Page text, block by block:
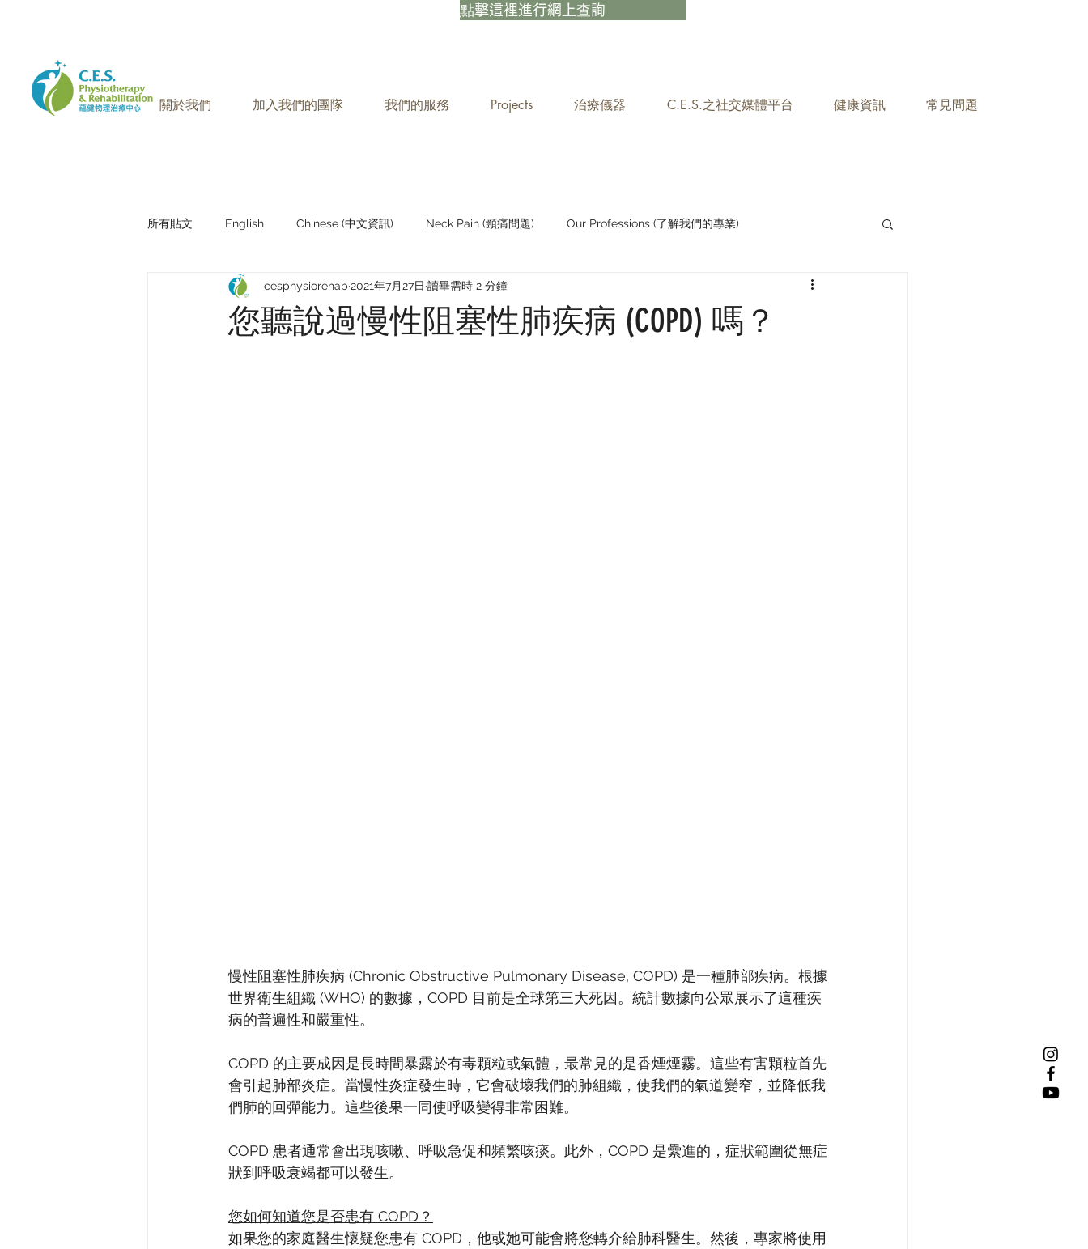
點擊這裡進行網上查詢
關於我們 加入我們的團隊 我們的服務 Projects 治療儀器 C.E.S.之社交媒體平台 健康資訊 常見問題
所有貼文 English Chinese (中文資訊) Neck Pain (頸痛問題) Our Professions (了解我們的專業)
Research Sharing (研究文獻分享) Staying Active (保持活躍)
您聽說過慢性阻塞性肺疾病 (COPD) 嗎？
cesphysiorehab 2021年7月27日 讀畢需時 2 分鐘
慢性阻塞性肺疾病 (Chronic Obstructive Pulmonary Disease, COPD) 是一種肺部疾病。根據
世界衛生組織 (WHO) 的數據，COPD 目前是全球第三大死因。統計數據向公眾展示了這種疾
病的普遍性和嚴重性。
COPD 的主要成因是長時間暴露於有毒顆粒或氣體，最常見的是香煙煙霧。這些有害顆粒首先
會引起肺部炎症。當慢性炎症發生時，它會破壞我們的肺組織，使我們的氣道變窄，並降低我
們肺的回彈能力。這些後果一同使呼吸變得非常困難。
COPD 患者通常會出現咳嗽、呼吸急促和頻繁咳痰。此外，COPD 是纍進的，症狀範圍從無症
狀到呼吸衰竭都可以發生。
您如何知道您是否患有 COPD？
如果您的家庭醫生懷疑您患有 COPD，他或她可能會將您轉介給肺科醫生。然後，專家將使用